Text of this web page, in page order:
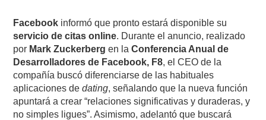
Facebook informó que pronto estará disponible su
servicio de citas online. Durante el anuncio, realizado
por Mark Zuckerberg en laConferencia Anual de
Desarrolladores de Facebook, F8, el CEO de la
compañía buscó diferenciarse de las habituales
aplicaciones dedating, señalando que la nueva función
apuntará a crear “relaciones significativas y duraderas, y
no simples ligues”. Asimismo, adelantó que buscará